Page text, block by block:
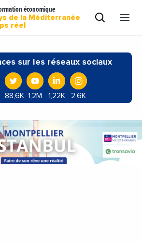
économique
de la Méditerranée
réel
sur les réseaux sociaux
88,6K 1,2M 1,22K 2,6K